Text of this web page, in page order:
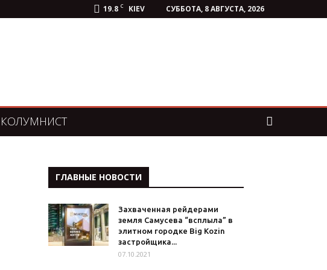
19.8 C KIEV СУББОТА, 8 АВГУСТА, 2026
КОЛУМНИСТ
ГЛАВНЫЕ НОВОСТИ
Захваченная рейдерами
земля Самусева “всплыла” в
элитном городке Big Kozin
застройщика...
07.10.2021